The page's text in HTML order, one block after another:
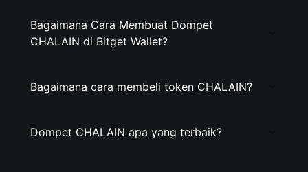
Bagaimana Cara Membuat Dompet
CHALAIN di Bitget Wallet?
Bagaimana cara membeli token CHALAIN?
Dompet CHALAIN apa yang terbaik?